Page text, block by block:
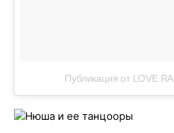
Публикация от LOVE